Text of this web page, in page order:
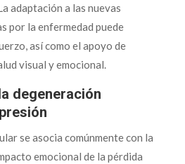
adaptación a las nuevas
por la enfermedad puede
así como el apoyo de
visual y emocional.
degeneración
se asocia comúnmente con la
emocional de la pérdida